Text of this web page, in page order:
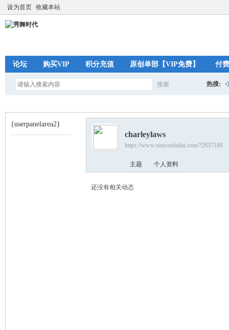
设为首页 收藏本站
论坛 购买VIP 积分充值 原创单部【VIP免费】 付
搜索
索
热搜:
{userpanelarea2}
charleylaws
https://www.xiuwushidai.com/?2837188
主题 个人资料
还没有相关动态